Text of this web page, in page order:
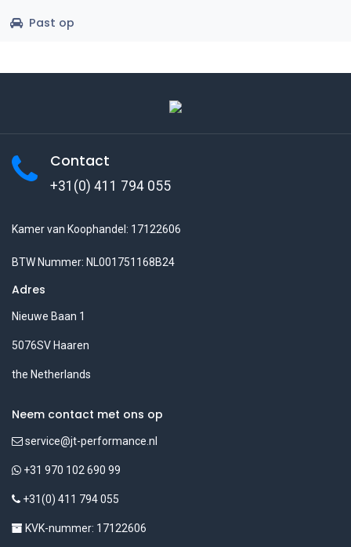
Past op
Contact
+31(0) 411 794 055
Kamer van Koophandel: 17122606
BTW Nummer: NL001751168B24
Adres
Nieuwe Baan 1
5076SV Haaren
the Netherlands
Neem contact met ons op
service@jt-performance.nl
+31 970 102 690 99
+31(0) 411 794 055
KVK-nummer: 17122606